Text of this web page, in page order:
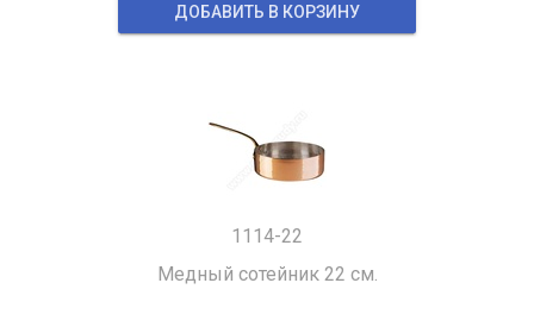
ДОБАВИТЬ В КОРЗИНУ
1114-22
Медный сотейник 22 см.